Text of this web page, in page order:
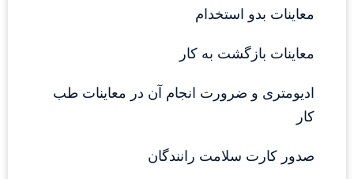
معاینات بدو استخدام
معاینات بازگشت به کار
ادیومتری و ضرورت انجام آن در معاینات طب
کار
صدور کارت سلامت رانندگان